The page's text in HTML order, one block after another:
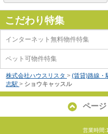
こだわり特集
インターネット無料物件特集
ペット可物件特集
株式会社ハウスリスタ > (賃貸)路線・
志駅 > ショウキャッスル
ペー
営業時間